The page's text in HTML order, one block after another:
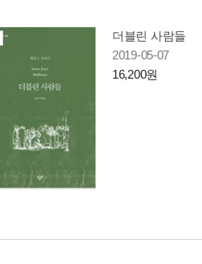
더블린 사람들
2019-05-07
16,200원